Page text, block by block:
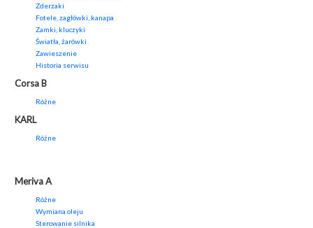
Zderzaki
Fotele, zagłówki, kanapa
Zamki, kluczyki
Światła, żarówki
Zawieszenie
Historia serwisu
Corsa B
Różne
KARL
Różne
Meriva A
Różne
Wymiana oleju
Sterowanie silnika